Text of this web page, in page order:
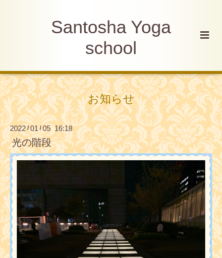
Santosha Yoga
school
お知らせ
2022/01/05 16:18
光の階段